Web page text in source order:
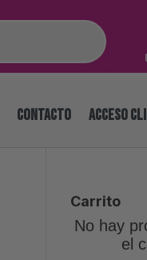
CONTACTO ACCESO
Carrito
No hay
el